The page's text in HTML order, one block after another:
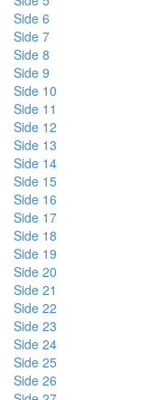
Side 6
Side 7
Side 8
Side 9
Side 10
Side 11
Side 12
Side 13
Side 14
Side 15
Side 16
Side 17
Side 18
Side 19
Side 20
Side 21
Side 22
Side 23
Side 24
Side 25
Side 26